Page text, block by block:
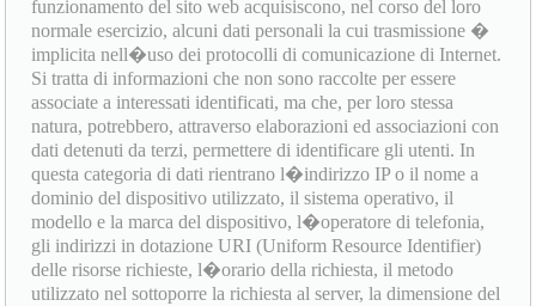
funzionamento del sito web acquisiscono, nel corso del loro
normale esercizio, alcuni dati personali la cui trasmissione �
implicita nell�uso dei protocolli di comunicazione di Internet.
Si tratta di informazioni che non sono raccolte per essere
associate a interessati identificati, ma che, per loro stessa
natura, potrebbero, attraverso elaborazioni ed associazioni con
dati detenuti da terzi, permettere di identificare gli utenti. In
questa categoria di dati rientrano l�indirizzo IP o il nome a
dominio del dispositivo utilizzato, il sistema operativo, il
modello e la marca del dispositivo, l�operatore di telefonia,
gli indirizzi in dotazione URI (Uniform Resource Identifier)
delle risorse richieste, l�orario della richiesta, il metodo
utilizzato nel sottoporre la richiesta al server, la dimensione del